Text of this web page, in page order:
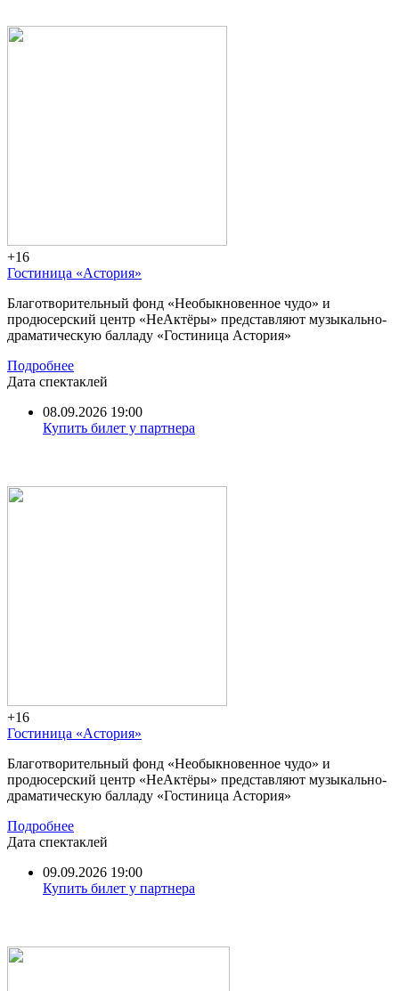
+16
Гостиница «Астория»
Благотворительный фонд «Необыкновенное чудо» и
продюсерский центр «НеАктёры» представляют музыкально-
драматическую балладу «Гостиница Астория»
Подробнее
Дата спектаклей
08.09.2026 19:00
Купить билет у партнера
+16
Гостиница «Астория»
Благотворительный фонд «Необыкновенное чудо» и
продюсерский центр «НеАктёры» представляют музыкально-
драматическую балладу «Гостиница Астория»
Подробнее
Дата спектаклей
09.09.2026 19:00
Купить билет у партнера